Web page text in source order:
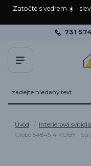
Zatočte s vedrem ☀️ -
731
Úvod Interiérová svítidla
Globo 54845-4 KOBY -